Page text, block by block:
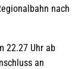
nach
22.27 Uhr ab
an